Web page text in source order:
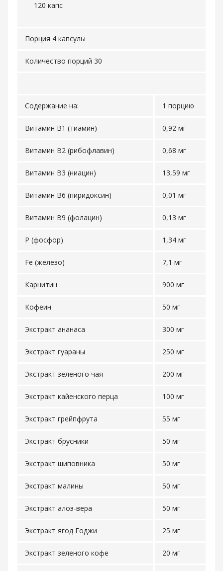
120 капс
Порция 4 капсулы
Количество порций 30
Содержание на: 1 порцию
Витамин В1 (тиамин) 0,92 мг
Витамин В2 (рибофлавин) 0,68 мг
Витамин В3 (ниацин) 13,59 мг
Витамин В6 (пиридоксин) 0,01 мг
Витамин В9 (фолацин) 0,13 мг
Р (фосфор) 1,34 мг
Fe (железо) 7,1 мг
Карнитин 900 мг
Кофеин 50 мг
Экстракт ананаса 300 мг
Экстракт гуараны 250 мг
Экстракт зеленого чая 200 мг
Экстракт кайенского перца 100 мг
Экстракт грейпфрута 55 мг
Экстракт брусники 50 мг
Экстракт шиповника 50 мг
Экстракт малины 50 мг
Экстракт алоэ-вера 50 мг
Экстракт ягод Годжи 25 мг
Экстракт зеленого кофе 20 мг